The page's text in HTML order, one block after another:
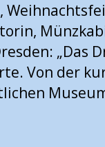
„Das
Von der